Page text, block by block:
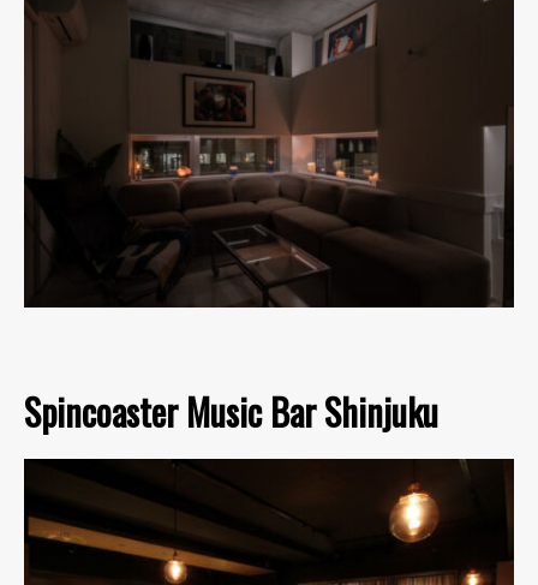
Spincoaster Music Bar Shinjuku